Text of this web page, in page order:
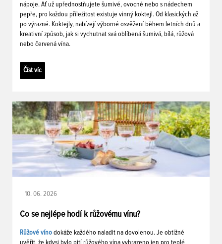
nápoje. Ať už upřednostňujete šumivé, ovocné nebo s nádechem
pepře, pro každou příležitost existuje vinný koktejl. Od klasických až
po výrazné. Koktejly, nabízejí výborné osvěžení během letních dnů a
kreativní způsob, jak si vychutnat svá oblíbená šumivá, bílá, růžová
nebo červená vína.
Číst víc
10. 06. 2026
Co se nejlépe hodí k růžovému vínu?
Růžové víno dokáže každého naladit na dovolenou. Je obtížné